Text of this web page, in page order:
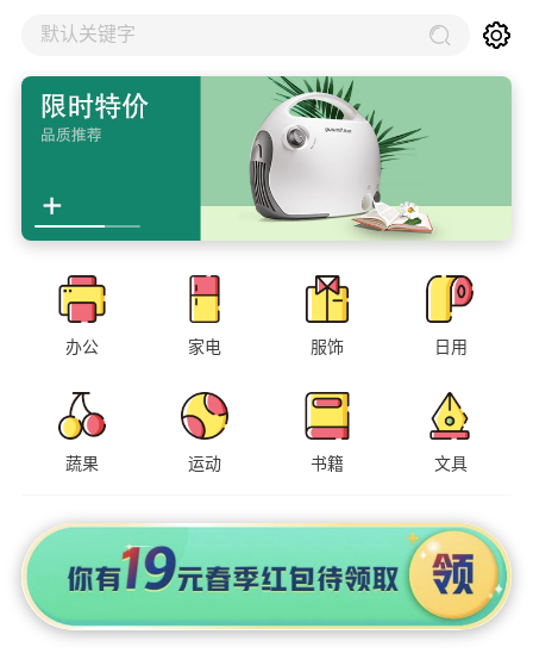
默认关键字
办公 家电 服饰 日用
蔬果 运动 书籍 文具